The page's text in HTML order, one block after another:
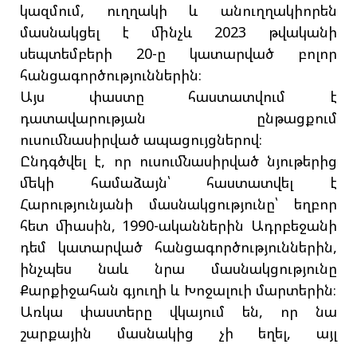
կազմում, ուղղակի և անուղղակիորեն
մասնակցել է մինչև 2023 թվականի
սեպտեմբերի 20-ը կատարված բոլոր
հանցագործություններին։
Այս փաստը հաստատվում է
դատավարության ընթացքում
ուսումնասիրված ապացույցներով։
Ընդգծվել է, որ ուսումնասիրված նյութերից
մեկի համաձայն՝ հաստատվել է
Հարությունյանի մասնակցությունը՝ եղբոր
հետ միասին, 1990-ականներին Ադրբեջանի
դեմ կատարված հանցագործություններին,
ինչպես նաև նրա մասնակցությունը
Քարքիջահան գյուղի և Խոջալուի մարտերին։
Առկա փաստերը վկայում են, որ նա
շարքային մասնակից չի եղել, այլ